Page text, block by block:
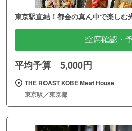
東京駅直結！都会の真ん中で楽しむ
空席確認・
平均予算 5,000円
THE ROAST KOBE Meat House
東京駅／東京都